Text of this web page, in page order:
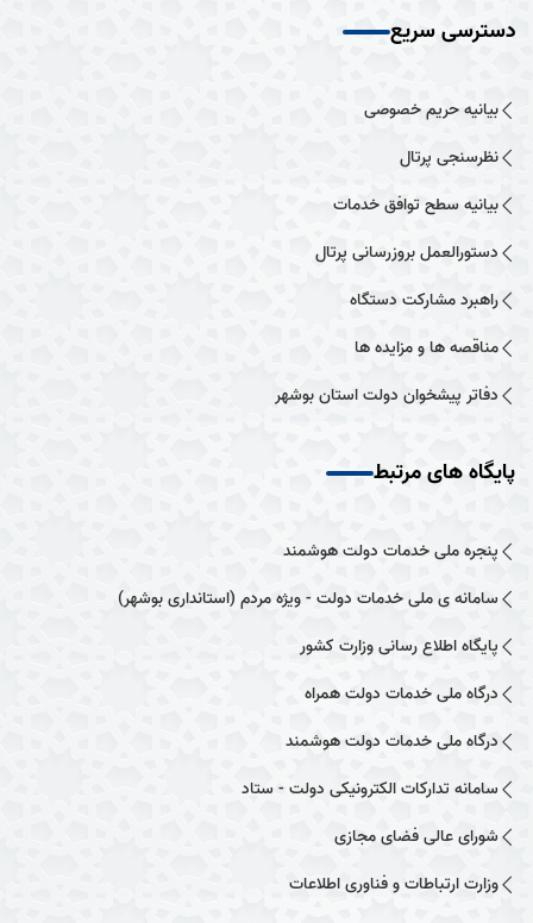
دسترسی سریع
بیانیه حریم خصوصی
نظرسنجی پرتال
بیانیه سطح توافق خدمات
دستورالعمل بروزرسانی پرتال
راهبرد مشارکت دستگاه
مناقصه ها و مزایده ها
دفاتر پیشخوان دولت استان بوشهر
پایگاه های مرتبط
پنجره ملی خدمات دولت هوشمند
سامانه ی ملی خدمات دولت - ویژه مردم (استانداری بوشهر)
پایگاه اطلاع رسانی وزارت کشور
درگاه ملی خدمات دولت همراه
درگاه ملی خدمات دولت هوشمند
سامانه تدارکات الکترونیکی دولت - ستاد
شورای عالی فضای مجازی
وزارت ارتباطات و فناوری اطلاعات